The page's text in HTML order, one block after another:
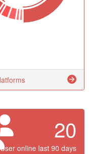
20
User online last 90 days